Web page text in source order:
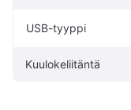
USB-tyyppi
Kuulokeliitäntä